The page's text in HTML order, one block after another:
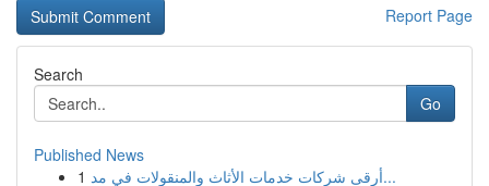
Report Page
Search
Go
Published News
1
أرقى شركات خدمات الأثاث والمنقولات في مد...